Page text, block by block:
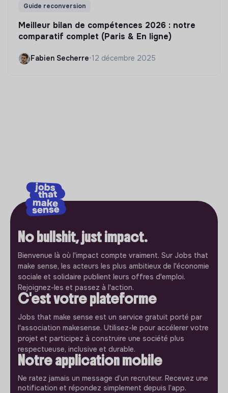
Guide reconversion
Meilleur bilan de compétences 2026 : notre
comparatif complet (Paris & En ligne)
Fabien Secherre•12 décembre 2025
No bullshit, just impact.
Bienvenue là où l'impact compte vraiment. Sur Jobs that
make sense, les acteurs les plus ambitieux de l'économie
sociale et solidaire publient leurs offres d'emploi.
Rejoignez-les et passez à l'action.
C'est votre plateforme
Jobs that make sense est un service gratuit porté par
l'association makesense. Utilisez-le pour accélerer votre
projet et participez à construire une société plus
respectueuse, inclusive et durable.
Notre application mobile
Ne ratez jamais un message d’un recruteur. Recevez une
notification et répondez simplement depuis l’app.